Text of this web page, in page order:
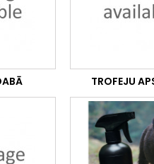
TROFEJU